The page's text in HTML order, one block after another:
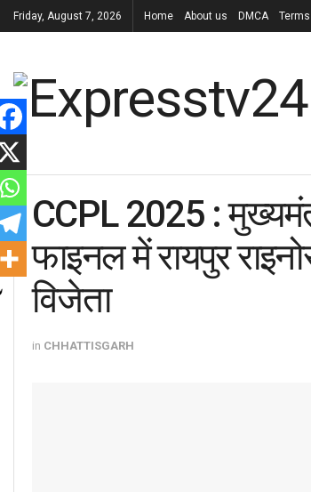
Friday, August 7, 2026 Home About us DMCA
CCPL 2025 :
फाइनल में रायपुर
विजेता
in CHHATTISGARH